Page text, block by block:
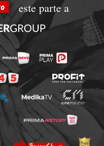
este parte a